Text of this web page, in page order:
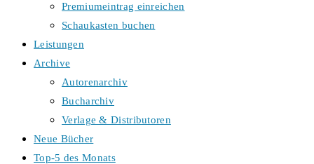
Premiumeintrag einreichen
Schaukasten buchen
Leistungen
Archive
Autorenarchiv
Bucharchiv
Verlage & Distributoren
Neue Bücher
Top-5 des Monats